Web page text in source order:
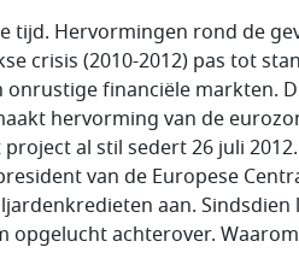
tijd. Hervormingen rond de
crisis (2010-2012) pas tot
onrustige financiële markten.
hervorming van de
al stil sedert 26 juli
van de Europese
aan.
opgelucht achterover.